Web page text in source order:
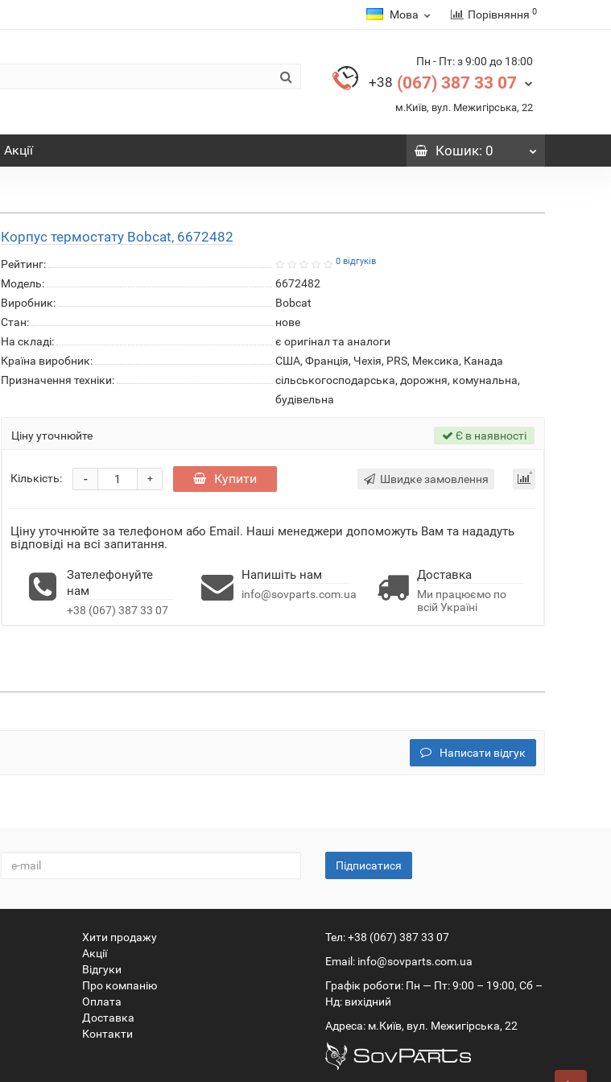
Мова Порівняння 0
Пн - Пт: з 9:00 до 18:00
+38 (067) 387 33 07
м.Київ, вул. Межигірська, 22
Акції Кошик: 0
Корпус термостату Bobcat, 6672482
Рейтинг: 0 відгуків
Модель:
6672482
Виробник:
Bobcat
Стан:
нове
На складі:
є оригінал та аналоги
Країна виробник:
США, Франція, Чехія, PRS, Мексика, Канада
Призначення техніки:
сільськогосподарська, дорожня, комунальна,
будівельна
Ціну уточнюйте Є в наявності
Кількість: +
- Купити Швидке замовлення
Ціну уточнюйте за телефоном або Email. Наші менеджери допоможуть Вам та нададуть
відповіді на всі запитання.
Зателефонуйте
нам
+38 (067) 387 33 07
Напишіть нам
info@sovparts.com.ua
Доставка
Ми працюємо по
всій Україні
Написати відгук
Підписатися
Хити продажу
Акції
Відгуки
Про компанію
Оплата
Доставка
Контакти
Тел:+38 (067) 387 33 07
Email: info@sovparts.com.ua
Графік роботи: Пн — Пт: 9:00 – 19:00, Сб –
Нд: вихідний
Адреса: м.Київ, вул. Межигірська, 22